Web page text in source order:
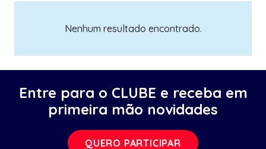
Nenhum resultado encontrado.
Entre para o CLUBE e receba em
primeira mão novidades
QUERO PARTICIPAR